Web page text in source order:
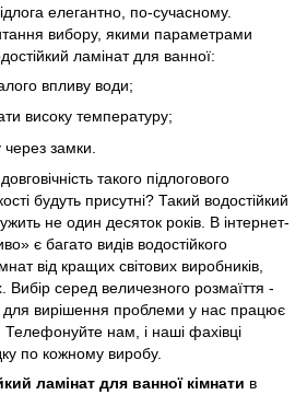
елегантно, по-сучасному.
вибору, якими параметрами
ламінат для ванної:
впливу води;
високу температуру;
замки.
такого підлогового
будуть присутні? Такий водостійкий
не один десяток років. В інтернет-
є багато видів водостійкого
від кращих світових виробників,
Вибір серед величезного розмаїття -
вирішення проблеми у нас працює
Телефонуйте нам, і наші фахівці
по кожному виробу.
ламінат для ванної кімнати в